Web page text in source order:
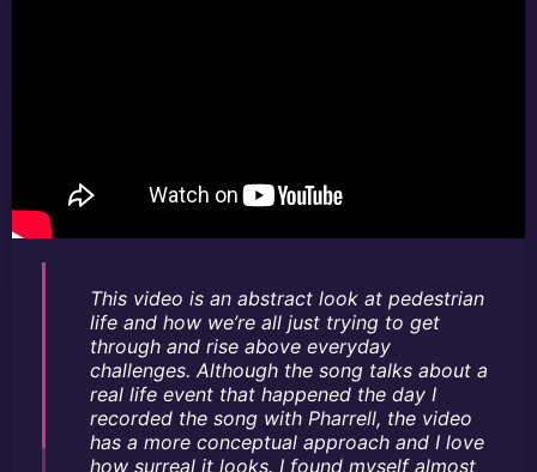
This video is an abstract look at pedestrian
life and how we’re all just trying to get
through and rise above everyday
challenges. Although the song talks about a
real life event that happened the day I
recorded the song with Pharrell, the video
has a more conceptual approach and I love
how surreal it looks. I found myself almost